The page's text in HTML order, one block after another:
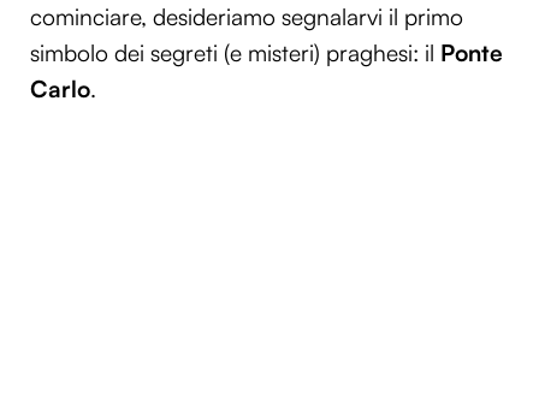
cominciare, desideriamo segnalarvi il primo
simbolo dei segreti (e misteri) praghesi: il Ponte
Carlo.